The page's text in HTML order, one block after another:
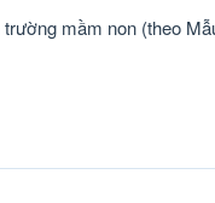
mầm non (theo